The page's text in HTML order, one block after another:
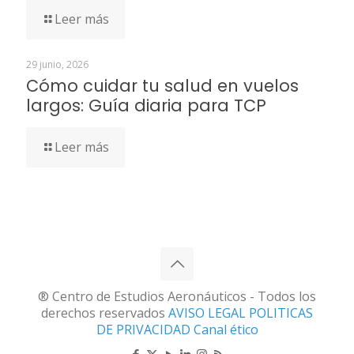
Leer más
29 junio, 2026
Cómo cuidar tu salud en vuelos
largos: Guía diaria para TCP
Leer más
® Centro de Estudios Aeronáuticos - Todos los
derechos reservados AVISO LEGAL POLITICAS
DE PRIVACIDAD Canal ético